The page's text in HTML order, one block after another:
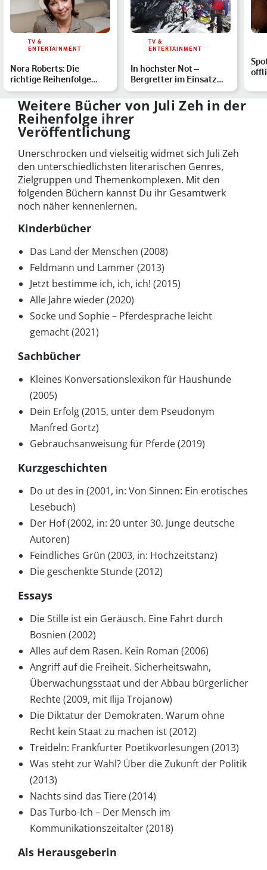
TV &
ENTERTAINMENT
Nora Roberts: Die
richtige Reihenfolge
ihrer Bücher
TV &
ENTERTAINMENT
In höchster Not –
Bergretter im Einsatz
Staffel 2: So geht die Be…
Weitere Bücher von Juli Zeh in der
Reihenfolge ihrer
Veröffentlichung
Unerschrocken und vielseitig widmet sich Juli Zeh
den unterschiedlichsten literarischen Genres,
Zielgruppen und Themenkomplexen. Mit den
folgenden Büchern kannst Du ihr Gesamtwerk
noch näher kennenlernen.
Kinderbücher
Das Land der Menschen (2008)
Feldmann und Lammer (2013)
Jetzt bestimme ich, ich, ich! (2015)
Alle Jahre wieder (2020)
Socke und Sophie – Pferdesprache leicht
gemacht (2021)
Sachbücher
Kleines Konversationslexikon für Haushunde
(2005)
Dein Erfolg (2015, unter dem Pseudonym
Manfred Gortz)
Gebrauchsanweisung für Pferde (2019)
Kurzgeschichten
Do ut des in (2001, in: Von Sinnen: Ein erotisches
Lesebuch)
Der Hof (2002, in: 20 unter 30. Junge deutsche
Autoren)
Feindliches Grün (2003, in: Hochzeitstanz)
Die geschenkte Stunde (2012)
Essays
Die Stille ist ein Geräusch. Eine Fahrt durch
Bosnien (2002)
Alles auf dem Rasen. Kein Roman (2006)
Angriff auf die Freiheit. Sicherheitswahn,
Überwachungsstaat und der Abbau bürgerlicher
Rechte (2009, mit Ilija Trojanow)
Die Diktatur der Demokraten. Warum ohne
Recht kein Staat zu machen ist (2012)
Treideln: Frankfurter Poetikvorlesungen (2013)
Was steht zur Wahl? Über die Zukunft der Politik
(2013)
Nachts sind das Tiere (2014)
Das Turbo-Ich – Der Mensch im
Kommunikationszeitalter (2018)
Als Herausgeberin